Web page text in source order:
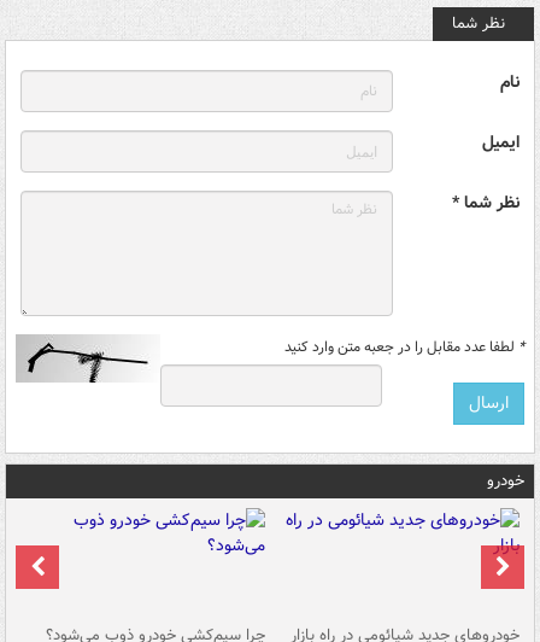
نظر شما
نام
ایمیل
نظر شما *
* لطفا عدد مقابل را در جعبه متن وارد کنید
خودرو
خودروهای جدید شیائومی در راه بازار چرا سیم‌کشی خودرو ذوب می‌شود؟